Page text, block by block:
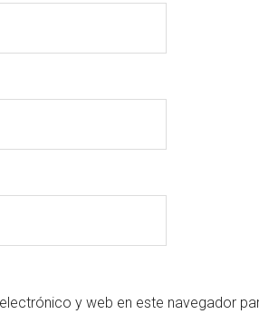
y web en este navegador